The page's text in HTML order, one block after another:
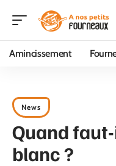
Amincissement
News
Quand
blanc ?